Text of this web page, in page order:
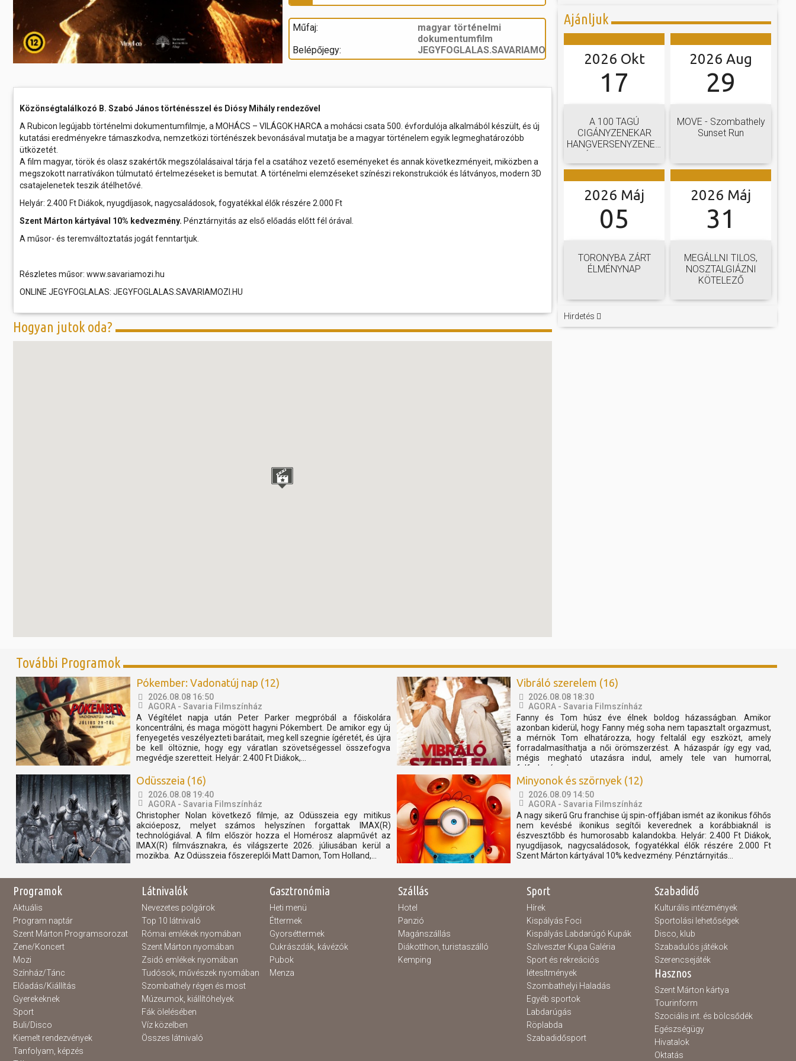
Ajánljuk
2026 Okt
17
A 100 TAGÚ
CIGÁNYZENEKAR
HANGVERSENYZENEKARI
2026 Aug
29
MOVE - Szombathely
Sunset Run
2026 Máj
05
TORONYBA ZÁRT
ÉLMÉNYNAP
2026 Máj
31
MEGÁLLNI TILOS,
NOSZTALGIÁZNI
KÖTELEZŐ
Hirdetés
Műfaj:
magyar történelmi
dokumentumfilm
Belépőjegy:
JEGYFOGLALAS.SAVARIAMOZI.HU
Közönségtalálkozó B. Szabó János történésszel és Diósy Mihály rendezővel
A Rubicon legújabb történelmi dokumentumfilmje, a MOHÁCS – VILÁGOK HARCA a mohácsi csata 500. évfordulója alkalmából készült, és új
kutatási eredményekre támaszkodva, nemzetközi történészek bevonásával mutatja be a magyar történelem egyik legmeghatározóbb
ütközetét.
A film magyar, török és olasz szakértők megszólalásaival tárja fel a csatához vezető eseményeket és annak következményeit, miközben a
megszokott narratívákon túlmutató értelmezéseket is bemutat. A történelmi elemzéseket színészi rekonstrukciók és látványos, modern 3D
csatajelenetek teszik átélhetővé.
Helyár: 2.400 Ft Diákok, nyugdíjasok, nagycsaládosok, fogyatékkal élők részére 2.000 Ft
Szent Márton kártyával 10% kedvezmény. Pénztárnyitás az első előadás előtt fél órával.
A műsor- és teremváltoztatás jogát fenntartjuk.
Részletes műsor: www.savariamozi.hu
ONLINE JEGYFOGLALAS: JEGYFOGLALAS.SAVARIAMOZI.HU
Hogyan jutok oda?
További Programok
Pókember: Vadonatúj nap (12)
2026.08.08 16:50
AGORA - Savaria Filmszínház
A Végítélet napja után Peter Parker megpróbál a főiskolára
koncentrálni, és maga mögött hagyni Pókembert. De amikor egy új
fenyegetés veszélyezteti barátait, meg kell szegnie ígéretét, és újra
be kell öltöznie, hogy egy váratlan szövetségessel összefogva
megvédje szeretteit. Helyár: 2.400 Ft Diákok,...
Vibráló szerelem (16)
2026.08.08 18:30
AGORA - Savaria Filmszínház
Fanny és Tom húsz éve élnek boldog házasságban. Amikor
azonban kiderül, hogy Fanny még soha nem tapasztalt orgazmust,
a mérnök Tom elhatározza, hogy feltalál egy eszközt, amely
forradalmasíthatja a női örömszerzést. A házaspár így egy vad,
mégis megható utazásra indul, amely tele van humorral,
felfedezéssel...
Odüsszeia (16)
2026.08.08 19:40
AGORA - Savaria Filmszínház
Christopher Nolan következő filmje, az Odüsszeia egy mitikus
akcióeposz, melyet számos helyszínen forgattak IMAX(R)
technológiával. A film először hozza el Homérosz alapművét az
IMAX(R) filmvásznakra, és világszerte 2026. júliusában kerül a
mozikba. Az Odüsszeia főszereplői Matt Damon, Tom Holland,...
Minyonok és szörnyek (12)
2026.08.09 14:50
AGORA - Savaria Filmszínház
A nagy sikerű Gru franchise új spin-offjában ismét az ikonikus főhős
nem kevésbé ikonikus segítői keverednek a korábbiaknál is
észvesztőbb és humorosabb kalandokba. Helyár: 2.400 Ft Diákok,
nyugdíjasok, nagycsaládosok, fogyatékkal élők részére 2.000 Ft
Szent Márton kártyával 10% kedvezmény. Pénztárnyitás...
Programok
Aktuális
Program naptár
Szent Márton Programsorozat
Zene/Koncert
Mozi
Színház/Tánc
Előadás/Kiállítás
Gyerekeknek
Sport
Buli/Disco
Kiemelt rendezvények
Tanfolyam, képzés
Látnivalók
Nevezetes polgárok
Top 10 látnivaló
Római emlékek nyomában
Szent Márton nyomában
Zsidó emlékek nyomában
Tudósok, művészek nyomában
Szombathely régen és most
Múzeumok, kiállítóhelyek
Fák ölelésében
Víz közelben
Összes látnivaló
Gasztronómia
Heti menü
Éttermek
Gyorséttermek
Cukrászdák, kávézók
Pubok
Menza
Szállás
Hotel
Panzió
Magánszállás
Diákotthon, turistaszálló
Kemping
Sport
Hírek
Kispályás Foci
Kispályás Labdarúgó Kupák
Szilveszter Kupa Galéria
Sport és rekreációs
létesítmények
Szombathelyi Haladás
Egyéb sportok
Labdarúgás
Röplabda
Szabadidősport
Szabadidő
Kulturális intézmények
Sportolási lehetőségek
Disco, klub
Szabadulós játékok
Szerencsejáték
Hasznos
Szent Márton kártya
Tourinform
Szociális int. és bölcsődék
Egészségügy
Hivatalok
Oktatás